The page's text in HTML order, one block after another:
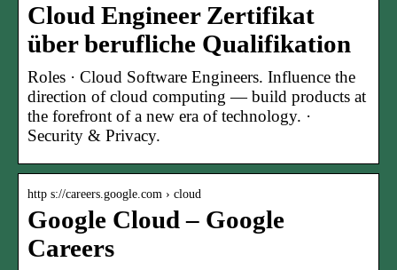
Cloud Engineer Zertifikat
über berufliche Qualifikation
Roles · Cloud Software Engineers. Influence the
direction of cloud computing — build products at
the forefront of a new era of technology. ·
Security & Privacy.
http s://careers.google.com › cloud
Google Cloud – Google
Careers